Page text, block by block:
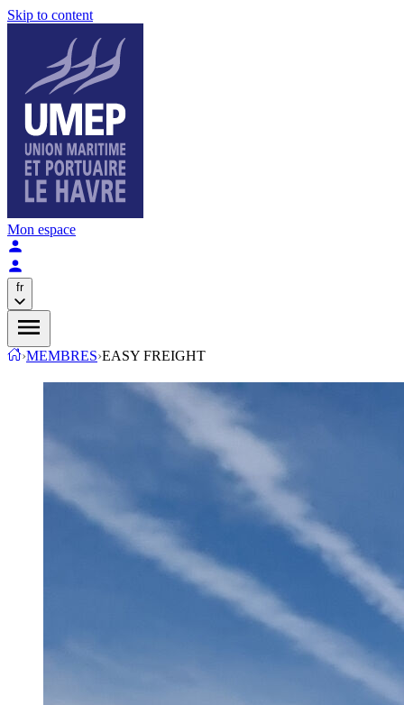
Skip to content
Mon espace
fr
›MEMBRES›EASY FREIGHT